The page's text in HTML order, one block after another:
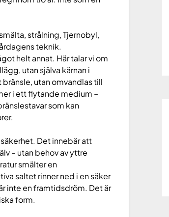
strålning, Tjernobyl,
teknik.
helt annat. Här talar vi om
utan själva kärnan i
utan omvandlas till
i ett flytande medium –
som kan
Det innebär att
– utan behov av yttre
smälter en
saltet rinner ned i en säker
inte en framtidsdröm. Det är
form.